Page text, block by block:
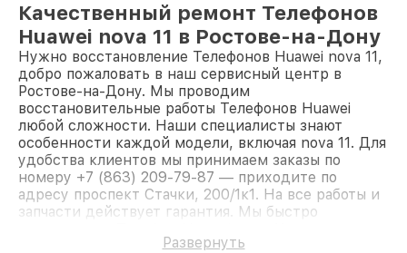
Качественный ремонт Телефонов
Huawei nova 11 в Ростове-на-Дону
Нужно восстановление Телефонов Huawei nova 11,
добро пожаловать в наш сервисный центр в
Ростове-на-Дону. Мы проводим
восстановительные работы Телефонов Huawei
любой сложности. Наши специалисты знают
особенности каждой модели, включая nova 11. Для
удобства клиентов мы принимаем заказы по
номеру +7 (863) 209-79-87 — приходите по
адресу проспект Стачки, 200/1к1. На все работы и
запчасти действует гарантия. Мы быстро
Развернуть